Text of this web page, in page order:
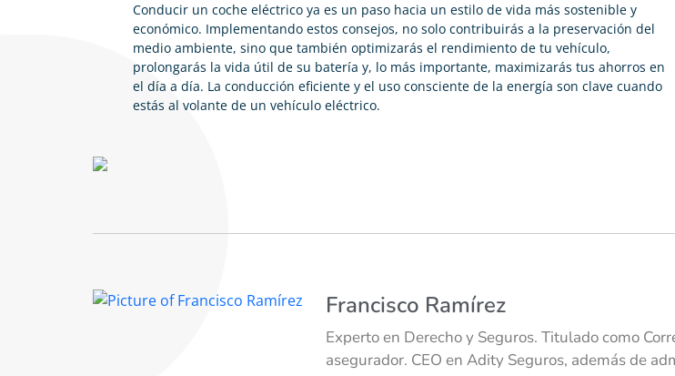
Conducir un coche eléctrico ya es un paso hacia un estilo de vida más sostenible y
económico. Implementando estos consejos, no solo contribuirás a la preservación del
medio ambiente, sino que también optimizarás el rendimiento de tu vehículo,
prolongarás la vida útil de su batería y, lo más importante, maximizarás tus ahorros en
el día a día. La conducción eficiente y el uso consciente de la energía son clave cuando
estás al volante de un vehículo eléctrico.
Francisco Ramírez
Experto en Derecho y Seguros. Titulado como
asegurador. CEO en Adity Seguros, además de